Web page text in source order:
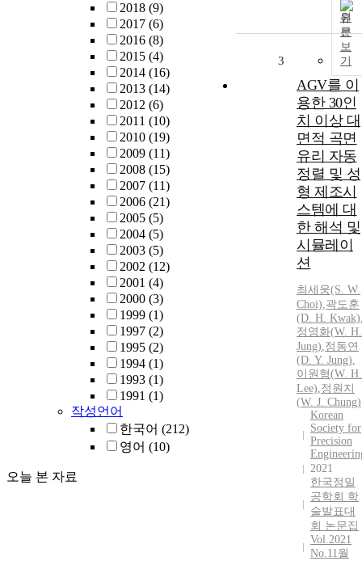
2018 (9)
2017 (6)
2016 (8)
2015 (4)
2014 (16)
2013 (14)
2012 (6)
2011 (10)
2010 (19)
2009 (11)
2008 (15)
2007 (11)
2006 (21)
2005 (5)
2004 (5)
2003 (5)
2002 (12)
2001 (4)
2000 (3)
1999 (1)
1997 (2)
1995 (2)
1994 (1)
1993 (1)
1991 (1)
작성언어
한국어 (212)
영어 (10)
오늘 본 자료
원
문
보
기
3
AGV를 이
용한 30인
치 이상 대
면적 곡면
유리 자동
정렬 및 성
형 제조시
스템에 대
한 해석 및
시뮬레이
션
최세웅(S. W.
Choi),곽도훈
(D. H. Kwak)
정영화(W. H.
Jung),정동연
(D. Y. Jung),
이원형(W. H.
Lee),정원지
(W. J. Chung)
Korean
Society for
Precision
2021
한국정밀
공학회 학
술발표대
회 논문집
Vol.2021
No.11월